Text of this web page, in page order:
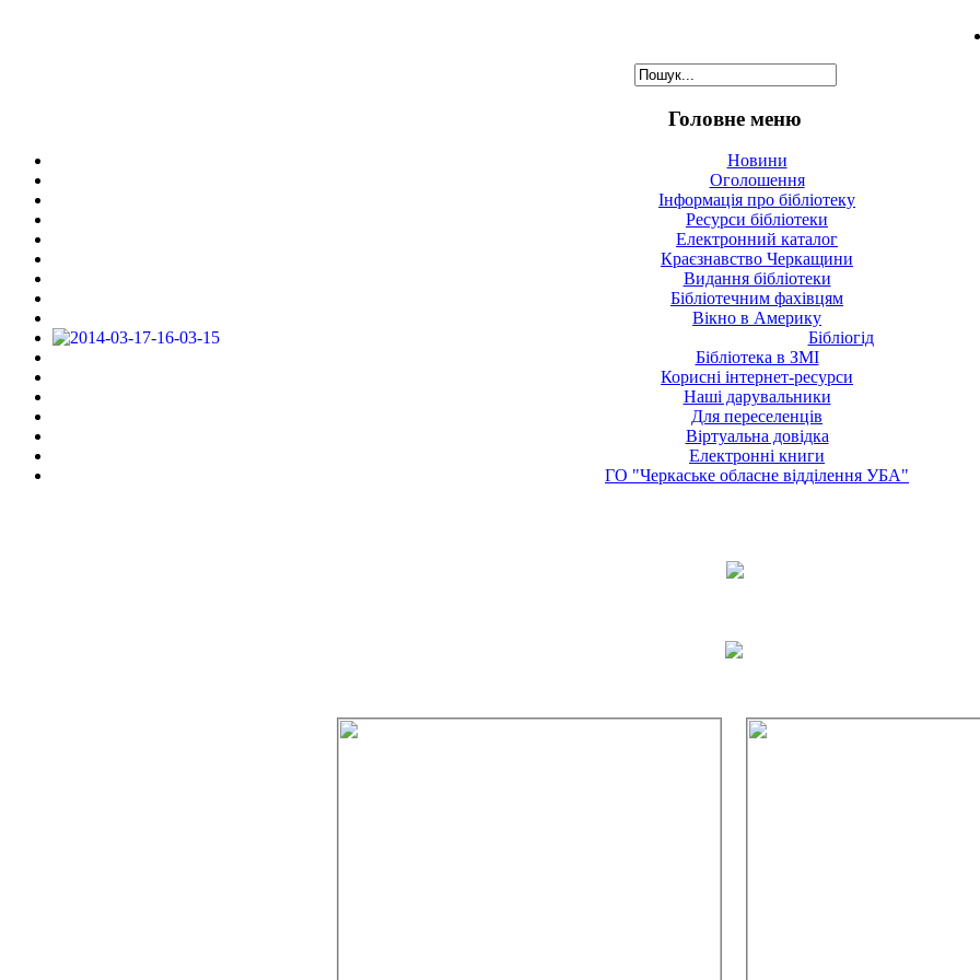
Головне меню
Новини
Оголошення
Інформація про бібліотеку
Ресурси бібліотеки
Електронний каталог
Краєзнавство Черкащини
Видання бібліотеки
Бібліотечним фахівцям
Вікно в Америку
Бібліогід
Бібліотека в ЗМІ
Корисні інтернет-ресурси
Наші дарувальники
Для переселенців
Віртуальна довідка
Електронні книги
ГО "Черкаське обласне відділення УБА"